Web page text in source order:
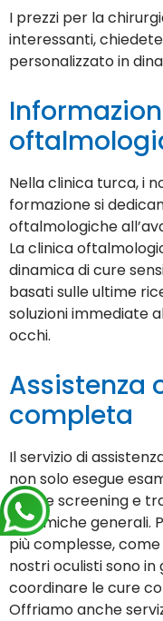
I prezzi per la
interessanti,
personalizzato in
Nella clinica turca, i
formazione si
oftalmologiche
La clinica
dinamica di cure
basati sulle ultime
soluzioni immediate
occhi.
Assistenza
completa
Il servizio di
non solo esegue
anche screening e
oftalmiche generali.
più complesse,
nostri oculisti sono
coordinare le cure
Offriamo anche